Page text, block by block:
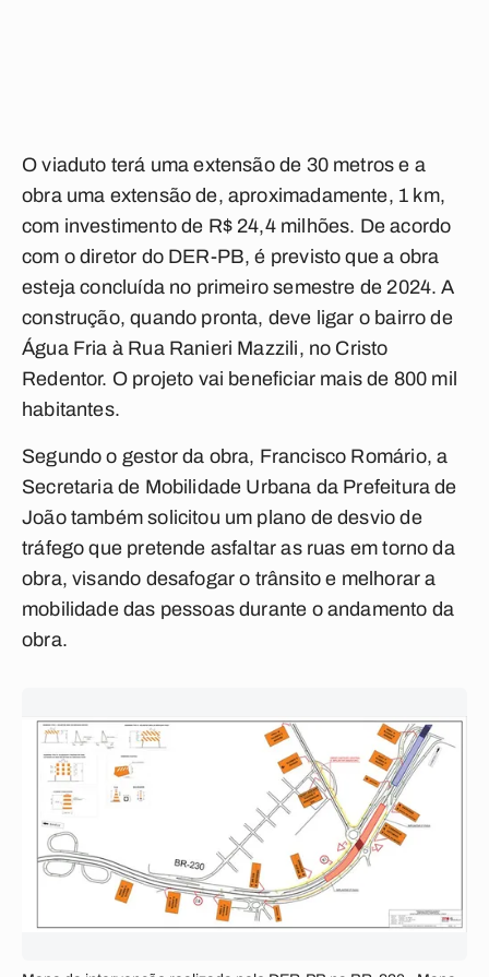
O viaduto terá uma extensão de 30 metros e a
obra uma extensão de, aproximadamente, 1 km,
com investimento de R$ 24,4 milhões. De acordo
com o diretor do DER-PB, é previsto que a obra
esteja concluída no primeiro semestre de 2024. A
construção, quando pronta, deve ligar o bairro de
Água Fria à Rua Ranieri Mazzili, no Cristo
Redentor. O projeto vai beneficiar mais de 800 mil
habitantes.
Segundo o gestor da obra, Francisco Romário, a
Secretaria de Mobilidade Urbana da Prefeitura de
João também solicitou um plano de desvio de
tráfego que pretende asfaltar as ruas em torno da
obra, visando desafogar o trânsito e melhorar a
mobilidade das pessoas durante o andamento da
obra.